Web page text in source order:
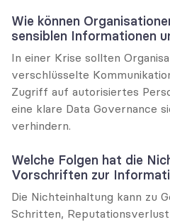
Wie können
sensiblen Informationen
In einer Krise sollten
verschlüsselte
Zugriff auf autorisiertes
eine klare Data Governance
verhindern.
Welche Folgen hat die
Vorschriften zur
Die Nichteinhaltung kann zu
Schritten, Reputationsverlust